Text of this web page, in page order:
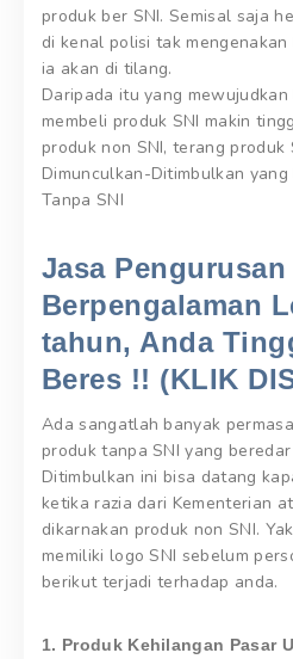
produk ber SNI. Semisal saja
di kenal polisi tak
ia akan di tilang.
Daripada itu yang
membeli produk SNI makin
produk non SNI, terang produk
Dimunculkan-Ditimbulkan yang
Tanpa SNI
Jasa Pengurusan
Berpengalaman
tahun, Anda
Beres !! (KLIK
Ada sangatlah banyak
produk tanpa SNI yang
Ditimbulkan ini bisa datang
ketika razia dari Kementerian
dikarnakan produk non SNI.
memiliki logo SNI sebelum
berikut terjadi terhadap anda.
1. Produk Kehilangan Pasar